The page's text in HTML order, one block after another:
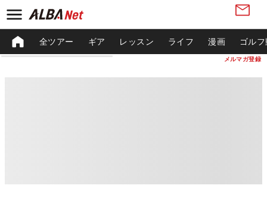
メルマガ登録
全ツアー ギア レッスン ライフ 漫画 ゴル